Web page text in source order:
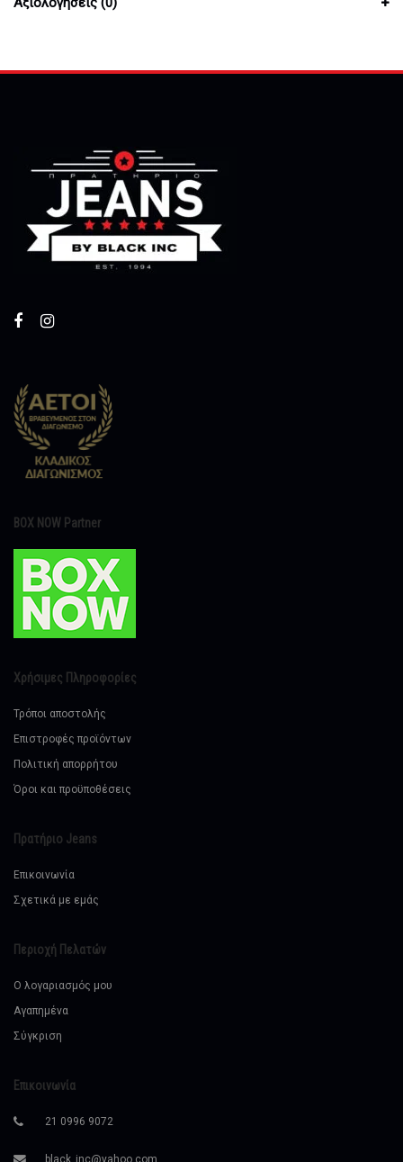
BOX NOW Partner
Χρήσιμες Πληροφορίες
Τρόποι αποστολής
Επιστροφές προϊόντων
Πολιτική απορρήτου
Όροι και προϋποθέσεις
Πρατήριο Jeans
Επικοινωνία
Σχετικά με εμάς
Περιοχή Πελατών
Ο λογαριασμός μου
Αγαπημένα
Σύγκριση
Επικοινωνία
21 0996 9072